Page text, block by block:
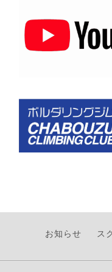
お知らせ ス